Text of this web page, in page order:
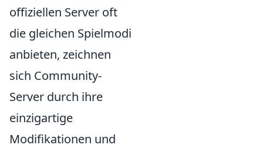
offiziellen Server oft
die gleichen Spielmodi
anbieten, zeichnen
sich Community-
Server durch ihre
einzigartige
Modifikationen und